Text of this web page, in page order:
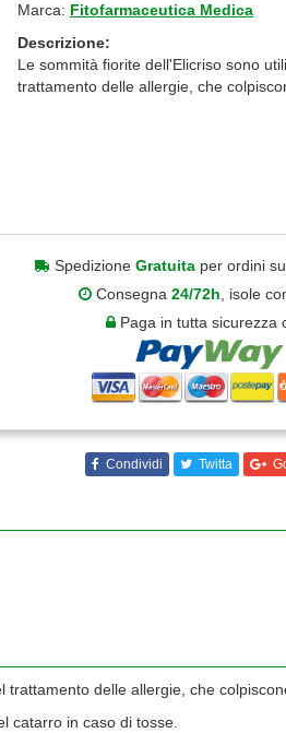
Marca: Fitofarmaceutica Medica
Descrizione:
Le sommità fiorite dell'Elicriso sono
trattamento delle allergie, che
Spedizione Gratuita per ordini
Consegna 24/72h , isole
Paga in tutta sicurezza
Condividi Twitta
delle allergie, che
catarro in caso di tosse.